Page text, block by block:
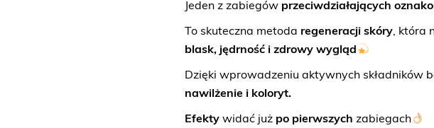
Jeden z zabiegów przeciwdziałających
To skuteczna metoda regeneracji skóry, która
blask, jędrność i zdrowy wygląd
Dzięki wprowadzeniu aktywnych składników
nawilżenie i koloryt.
Efekty widać już po pierwszych zabiegach